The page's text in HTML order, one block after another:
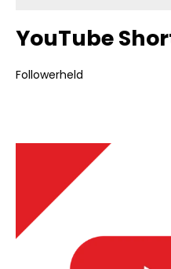
YouTube
Followerheld